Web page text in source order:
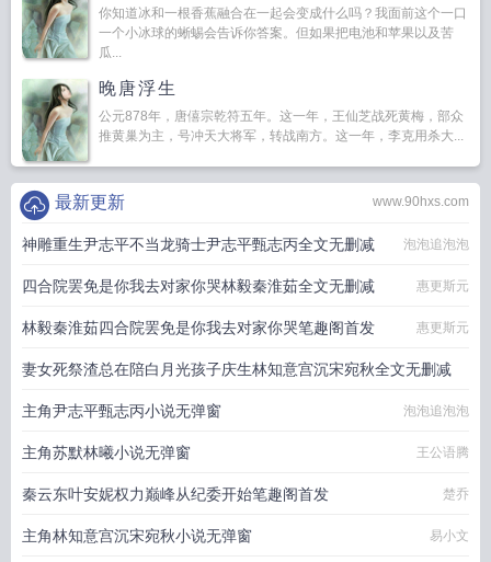
你知道冰和一根香蕉融合在一起会变成什么吗？我面前这个一口
一个小冰球的蜥蜴会告诉你答案。但如果把电池和苹果以及苦
瓜...
晚唐浮生
公元878年，唐僖宗乾符五年。这一年，王仙芝战死黄梅，部众
推黄巢为主，号冲天大将军，转战南方。这一年，李克用杀大...
www.90hxs.com
最新更新
神雕重生尹志平不当龙骑士尹志平甄志丙全文无删减 泡泡追泡泡
四合院罢免是你我去对家你哭林毅秦淮茹全文无删减 惠更斯元
林毅秦淮茹四合院罢免是你我去对家你哭笔趣阁首发 惠更斯元
妻女死祭渣总在陪白月光孩子庆生林知意宫沉宋宛秋全文无删减
易小文
主角尹志平甄志丙小说无弹窗 泡泡追泡泡
主角苏默林曦小说无弹窗 王公语腾
秦云东叶安妮权力巅峰从纪委开始笔趣阁首发 楚乔
主角林知意宫沉宋宛秋小说无弹窗 易小文